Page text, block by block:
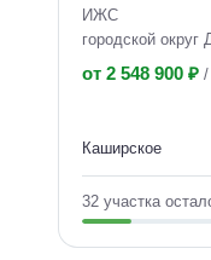
ИЖС
городской округ
от 2 548 900 ₽ /
Каширское
32 участка